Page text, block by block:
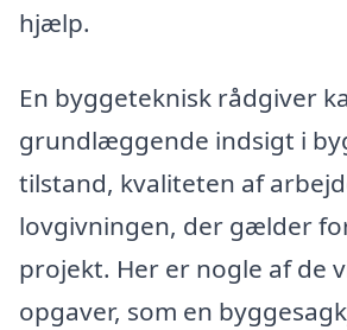
hjælp.
En byggeteknisk rådgiver
grundlæggende indsigt i
tilstand, kvaliteten af
lovgivningen, der gælder
projekt. Her er nogle af de
opgaver, som en